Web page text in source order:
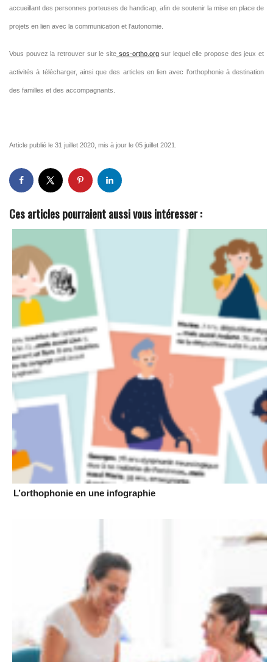
accueillant des personnes porteuses de handicap, afin de soutenir la mise en place de
projets en lien avec la communication et l’autonomie.
Vous pouvez la retrouver sur le sitesos-ortho.orgsur lequel elle propose des jeux et
activités à télécharger, ainsi que des articles en lien avec l’orthophonie à destination
des familles et des accompagnants.
Article publié le 31 juillet 2020, mis à jour le 05 juillet 2021.
Ces articles pourraient aussi vous intéresser :
L’orthophonie en une infographie